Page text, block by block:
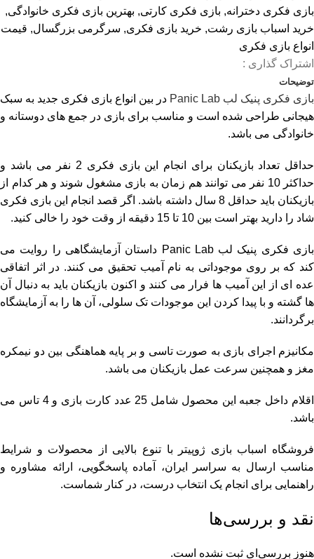
بازی فکری دخترانه, بازی فکری کارتی, بهترین بازی فکری خانوادگی,
خرید اسباب بازی رشت, خرید بازی فکری, سرگرمی بزرگسال, قیمت
انواع بازی فکری
اشتراک گذاری :
توضیحات
بازی فکری پنیک لب Panic Lab
در بین انواع بازی فکری جدید به سبک
هیجانی طراحی شده است و مناسب برای بازی در جمع های دوستانه و
خانوادگی می باشد.
حداقل تعداد بازیکنان برای انجام این بازی فکری 2 نفر می باشد و
حداکثر 10 نفر می توانند هم زمان به بازی مشغول شوند و هر کدام از
بازیکنان باید حداقل 8 سال داشته باشد. اگر قصد انجام این بازی فکری
شاد را دارید بهتر است بین 10 تا 15 دقیقه از وقت خود را خالی کنید.
بازی فکری پنیک لب Panic Lab داستان آزمایشگاهی را روایت می
کند که بر روی موجوداتی به نام آمیب تحقیق می کنند. در اثر اتفاقی
عده ای از این آمیب ها فرار می کنند و اکنون بازیکنان باید به دنبال آن
ها گشته و با پیدا کردن این موجودات تک سلولی، آن ها را به آزمایشگاه
برگردانند.
مکانیزم اجرای بازی به صورت تاسی و بر پایه هماهنگی بین دو نیمکره
مغز و همچنین سرعت عمل بازیکنان می باشد.
اقلام داخل جعبه این محصول شامل 25 عدد کارت بازی و 4 تاس می
باشد.
فروشگاه اسباب بازی ژوپیتر
با تنوع بالایی از محصولات و شرایط
مناسب ارسال به سراسر ایران، آماده پاسخگویی، ارائه مشاوره و
راهنمایی برای انجام یک انتخاب درست، در کنار شماست.
نقد و بررسی‌ها
هنوز بررسی‌ای ثبت نشده است.